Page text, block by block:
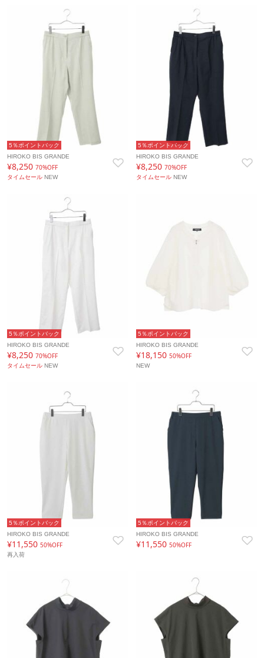
5％ポイントバック
HIROKO BIS GRANDE
¥8,250 70%OFF
タイムセール NEW
5％ポイントバック
HIROKO BIS GRANDE
¥8,25070%OFF
タイムセールNEW
5％ポイントバック
HIROKO BIS GRANDE
¥8,250 70%OFF
タイムセール NEW
5％ポイントバック
HIROKO BIS GRANDE
¥18,15050%OFF
NEW
5％ポイントバック
HIROKO BIS GRANDE
¥11,550 50%OFF
再入荷
5％ポイントバック
HIROKO BIS GRANDE
¥11,55050%OFF